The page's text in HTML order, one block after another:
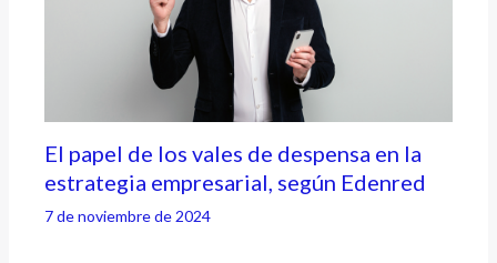
El papel de los vales de despensa en la
estrategia empresarial, según Edenred
7 de noviembre de 2024